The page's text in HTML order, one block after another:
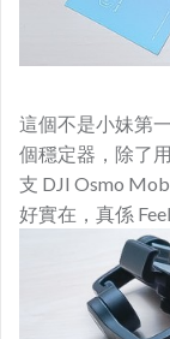
這個不是小妹第
個穩定器，除了
支 DJI Osmo
好實在，真係